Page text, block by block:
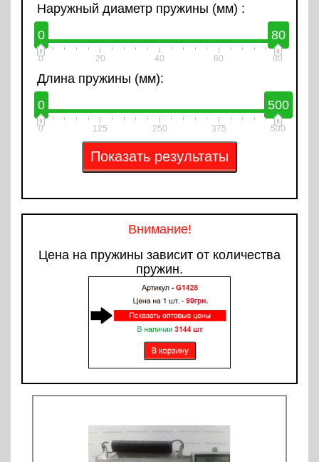
Наружный диаметр пружины (мм) :
0
80
0 20 40 60 80
Длина пружины (мм):
0
500
0 125 250 375 500
Внимание!
Цена на пружины зависит от количества
пружин.